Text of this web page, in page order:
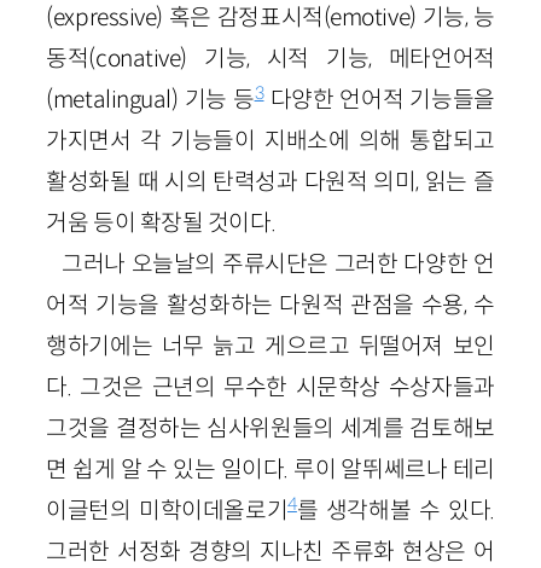
(expressive) 혹은 감정표시적(emotive) 기능, 능
동적(conative) 기능, 시적 기능, 메타언어적
(metalingual) 기능 등3다양한 언어적 기능들을
가지면서 각 기능들이 지배소에 의해 통합되고
활성화될 때 시의 탄력성과 다원적 의미, 읽는 즐
거움 등이 확장될 것이다.
그러나 오늘날의 주류시단은 그러한 다양한 언
어적 기능을 활성화하는 다원적 관점을 수용, 수
행하기에는 너무 늙고 게으르고 뒤떨어져 보인
다. 그것은 근년의 무수한 시문학상 수상자들과
그것을 결정하는 심사위원들의 세계를 검토해보
면 쉽게 알 수 있는 일이다. 루이 알뛰쎄르나 테리
이글턴의 미학이데올로기4를 생각해볼 수 있다.
그러한 서정화 경향의 지나친 주류화 현상은 어